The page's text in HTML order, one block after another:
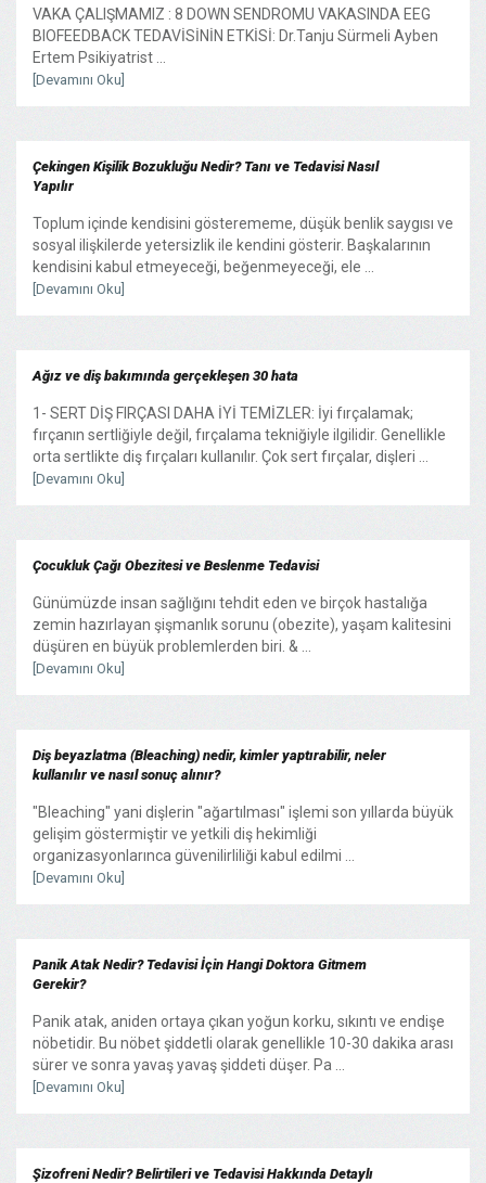
VAKA ÇALIŞMAMIZ : 8 DOWN SENDROMU VAKASINDA EEG
BIOFEEDBACK TEDAVİSİNİN ETKİSİ: Dr.Tanju Sürmeli Ayben
Ertem Psikiyatrist ...
[Devamını Oku]
Çekingen Kişilik Bozukluğu Nedir? Tanı ve Tedavisi Nasıl
Yapılır
Toplum içinde kendisini gösterememe, düşük benlik saygısı ve
sosyal ilişkilerde yetersizlik ile kendini gösterir. Başkalarının
kendisini kabul etmeyeceği, beğenmeyeceği, ele ...
[Devamını Oku]
Ağız ve diş bakımında gerçekleşen 30 hata
1- SERT DİŞ FIRÇASI DAHA İYİ TEMİZLER: İyi fırçalamak;
fırçanın sertliğiyle değil, fırçalama tekniğiyle ilgilidir. Genellikle
orta sertlikte diş fırçaları kullanılır. Çok sert fırçalar, dişleri ...
[Devamını Oku]
Çocukluk Çağı Obezitesi ve Beslenme Tedavisi
Günümüzde insan sağlığını tehdit eden ve birçok hastalığa
zemin hazırlayan şişmanlık sorunu (obezite), yaşam kalitesini
düşüren en büyük problemlerden biri. & ...
[Devamını Oku]
Diş beyazlatma (Bleaching) nedir, kimler yaptırabilir, neler
kullanılır ve nasıl sonuç alınır?
"Bleaching" yani dişlerin "ağartılması" işlemi son yıllarda büyük
gelişim göstermiştir ve yetkili diş hekimliği
organizasyonlarınca güvenilirliliği kabul edilmi ...
[Devamını Oku]
Panik Atak Nedir? Tedavisi İçin Hangi Doktora Gitmem
Gerekir?
Panik atak, aniden ortaya çıkan yoğun korku, sıkıntı ve endişe
nöbetidir. Bu nöbet şiddetli olarak genellikle 10-30 dakika arası
sürer ve sonra yavaş yavaş şiddeti düşer. Pa ...
[Devamını Oku]
Şizofreni Nedir? Belirtileri ve Tedavisi Hakkında Detaylı